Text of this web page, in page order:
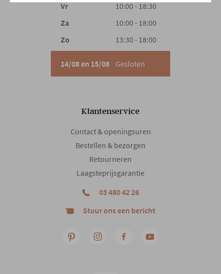
Ja
Ja
Modern
1
Vr
10:00 - 18:30
Za
10:00 - 18:00
Zo
13:30 - 18:00
14/08 en 15/08 Gesloten
Klantenservice
Contact & openingsuren
Bestellen & bezorgen
Retourneren
Laagsteprijsgarantie
03 480 42 26
Stuur ons een bericht